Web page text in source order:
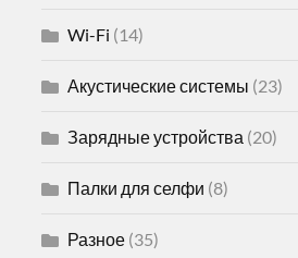
Wi-Fi (14)
Акустические системы (23)
Зарядные устройства (20)
Палки для селфи (8)
Разное (35)